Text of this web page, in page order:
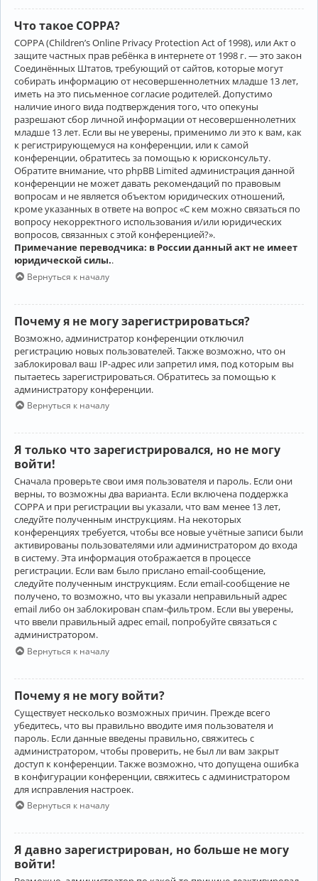
Что такое COPPA?
COPPA (Children’s Online Privacy Protection Act of 1998), или Акт о
защите частных прав ребёнка в интернете от 1998 г. — это закон
Соединённых Штатов, требующий от сайтов, которые могут
собирать информацию от несовершеннолетних младше 13 лет,
иметь на это письменное согласие родителей. Допустимо
наличие иного вида подтверждения того, что опекуны
разрешают сбор личной информации от несовершеннолетних
младше 13 лет. Если вы не уверены, применимо ли это к вам, как
к регистрирующемуся на конференции, или к самой
конференции, обратитесь за помощью к юрисконсульту.
Обратите внимание, что phpBB Limited администрация данной
конференции не может давать рекомендаций по правовым
вопросам и не является объектом юридических отношений,
кроме указанных в ответе на вопрос «С кем можно связаться по
вопросу некорректного использования и/или юридических
вопросов, связанных с этой конференцией?».
Примечание переводчика: в России данный акт не имеет
юридической силы..
Вернуться к началу
Почему я не могу зарегистрироваться?
Возможно, администратор конференции отключил
регистрацию новых пользователей. Также возможно, что он
заблокировал ваш IP-адрес или запретил имя, под которым вы
пытаетесь зарегистрироваться. Обратитесь за помощью к
администратору конференции.
Вернуться к началу
Я только что зарегистрировался, но не могу
войти!
Сначала проверьте свои имя пользователя и пароль. Если они
верны, то возможны два варианта. Если включена поддержка
COPPA и при регистрации вы указали, что вам менее 13 лет,
следуйте полученным инструкциям. На некоторых
конференциях требуется, чтобы все новые учётные записи были
активированы пользователями или администратором до входа
в систему. Эта информация отображается в процессе
регистрации. Если вам было прислано email-сообщение,
следуйте полученным инструкциям. Если email-сообщение не
получено, то возможно, что вы указали неправильный адрес
email либо он заблокирован спам-фильтром. Если вы уверены,
что ввели правильный адрес email, попробуйте связаться с
администратором.
Вернуться к началу
Почему я не могу войти?
Существует несколько возможных причин. Прежде всего
убедитесь, что вы правильно вводите имя пользователя и
пароль. Если данные введены правильно, свяжитесь с
администратором, чтобы проверить, не был ли вам закрыт
доступ к конференции. Также возможно, что допущена ошибка
в конфигурации конференции, свяжитесь с администратором
для исправления настроек.
Вернуться к началу
Я давно зарегистрирован, но больше не могу
войти!